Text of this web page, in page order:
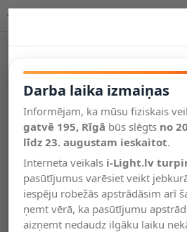
Salīdzināt
Vēlmju
saraksts
Valodas
Darba laika izmaiņas
Informējam, ka mūsu fiziskais
gatvē 195, Rīgā būs slēgts no
līdz 23. augustam ieskaitot.
Interneta veikals i-Light.lv
pasūtījumus varēsiet veikt
iespēju robežās apstrādāsim arī
ņemt vērā, ka pasūtījumu
aizņemt nedaudz ilgāku laiku